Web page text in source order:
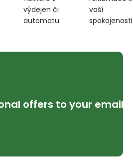
výdejen či
automatu
vaší
spokojenosti
offers to your email